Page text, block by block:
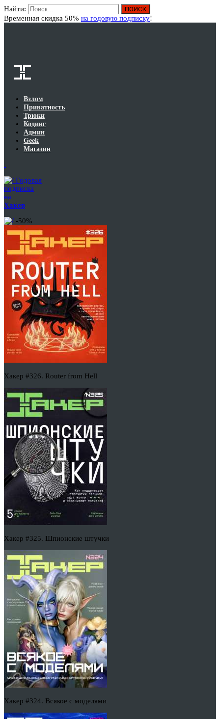
Найти:
Временная скидка 50% на годовую подписку!
Взлом
Приватность
Трюки
Кодинг
Админ
Geek
Магазин
Годовая
подписка
на
Хакер
-50%
Хакер #326. Router from Hell
Хакер #325. Шпионские штучки
Хакер #324. Всякое с моделями